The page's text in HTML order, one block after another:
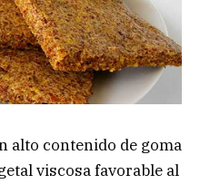
alto contenido de goma
viscosa favorable al